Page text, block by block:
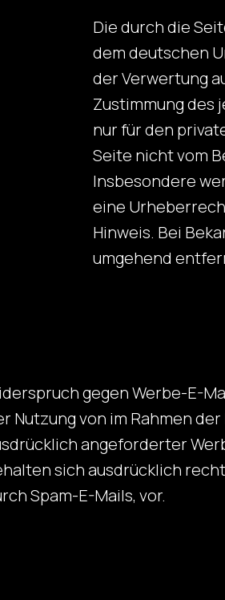
Die durch die
dem deutschen
der Verwertung
Zustimmung des
nur für den
Seite nicht vom
Insbesondere
eine
Hinweis. Bei
umgehend
gegen Werbe-E-
Nutzung von im Rahmen
angeforderter
sich ausdrücklich
Spam-E-Mails, vor.